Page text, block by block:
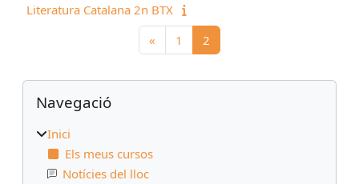
Literatura Catalana 2n BTX
« Pàgina anterior
1 Pàgina 1
2
Blocs
Omet Navegació
Navegació
Inici
Els meus cursos
Notícies del lloc